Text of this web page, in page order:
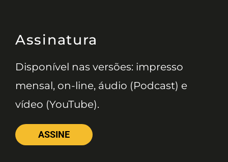
Assinatura
Disponível nas versões: impresso
mensal, on-line, áudio (Podcast) e
vídeo (YouTube).
ASSINE